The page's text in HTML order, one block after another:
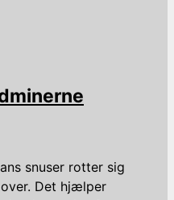
snuser rotter sig
Det hjælper